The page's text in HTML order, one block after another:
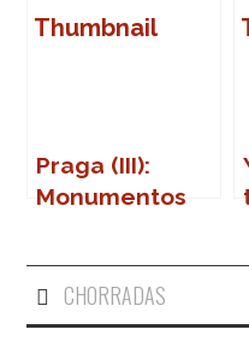
Praga (III):
Monumentos
CHORRADAS